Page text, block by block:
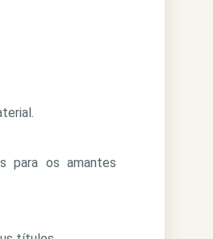
para os amantes